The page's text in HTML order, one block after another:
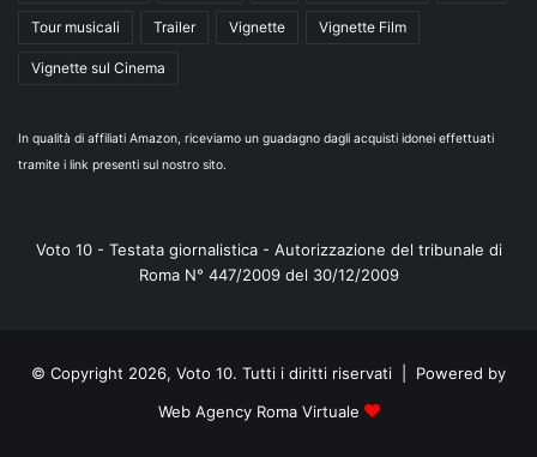
Tour musicali Trailer Vignette Vignette Film
Vignette sul Cinema
In qualità di affiliati Amazon, riceviamo un guadagno dagli acquisti idonei effettuati
tramite i link presenti sul nostro sito.
Voto 10 - Testata giornalistica - Autorizzazione del tribunale di
Roma N° 447/2009 del 30/12/2009
© Copyright 2026, Voto 10. Tutti i diritti riservati | Powered by
Web Agency Roma Virtuale